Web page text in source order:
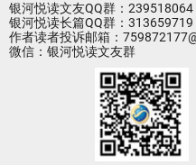
银河悦读文友QQ群：239518064
银河悦读长篇QQ群：313659719
作者读者投诉邮箱：
微信：银河悦读文友群